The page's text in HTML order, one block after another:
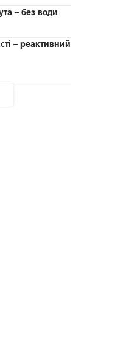
– без води
– реактивний